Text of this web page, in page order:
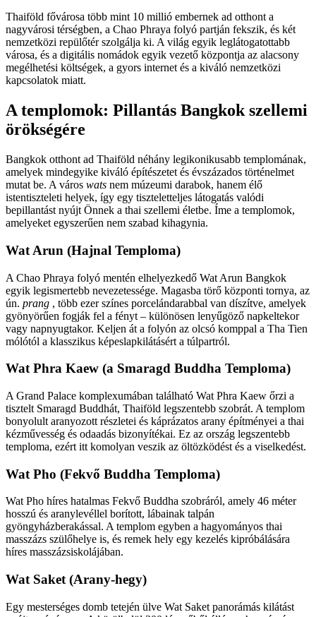
Thaiföld fővárosa több mint 10 millió embernek ad otthont a
nagyvárosi térségben, a Chao Phraya folyó partján fekszik, és két
nemzetközi repülőtér szolgálja ki. A világ egyik leglátogatottabb
városa, és a digitális nomádok egyik vezető központja az alacsony
megélhetési költségek, a gyors internet és a kiváló nemzetközi
kapcsolatok miatt.
A templomok: Pillantás Bangkok szellemi
örökségére
Bangkok otthont ad Thaiföld néhány legikonikusabb templomának,
amelyek mindegyike kiváló építészetet és évszázados történelmet
mutat be. A város wats nem múzeumi darabok, hanem élő
istentiszteleti helyek, így egy tiszteletteljes látogatás valódi
bepillantást nyújt Önnek a thai szellemi életbe. Íme a templomok,
amelyeket egyszerűen nem szabad kihagynia.
Wat Arun (Hajnal Temploma)
A Chao Phraya folyó mentén elhelyezkedő Wat Arun Bangkok
egyik legismertebb nevezetessége. Magasba törő központi tornya, az
ún. prang , több ezer színes porcelándarabbal van díszítve, amelyek
gyönyörűen fogják fel a fényt – különösen lenyűgöző napkeltekor
vagy napnyugtakor. Keljen át a folyón az olcsó komppal a Tha Tien
mólótól a klasszikus képeslapkilátásért a túlpartról.
Wat Phra Kaew (a Smaragd Buddha Temploma)
A Grand Palace komplexumában található Wat Phra Kaew őrzi a
tisztelt Smaragd Buddhát, Thaiföld legszentebb szobrát. A templom
bonyolult aranyozott részletei és káprázatos arany építményei a thai
kézművesség és odaadás bizonyítékai. Ez az ország legszentebb
temploma, ezért itt komolyan veszik az öltözködést és a viselkedést.
Wat Pho (Fekvő Buddha Temploma)
Wat Pho híres hatalmas Fekvő Buddha szobráról, amely 46 méter
hosszú és aranylevéllel borított, lábainak talpán
gyöngyházberakással. A templom egyben a hagyományos thai
masszázs szülőhelye is, és remek hely egy kezelés kipróbálására
híres masszázsiskolájában.
Wat Saket (Arany-hegy)
Egy mesterséges domb tetején ülve Wat Saket panorámás kilátást